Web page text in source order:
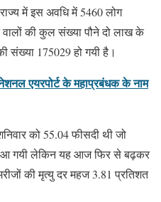
में इस अवधि में 5460 लोग
की कुल संख्या पौने दो लाख के
संख्या 175029 हो गयी है।
एयरपोर्ट के महाप्रबंधक के नाम
को 55.04 फीसदी थी जो
आ गयी लेकिन यह आज फिर से बढ़कर
की मृत्यु दर महज 3.81 प्रतिशत